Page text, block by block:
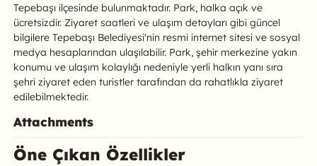
Tepebaşı ilçesinde bulunmaktadır. Park, halka açık ve
ücretsizdir. Ziyaret saatleri ve ulaşım detayları gibi güncel
bilgilere Tepebaşı Belediyesi'nin resmi internet sitesi ve sosyal
medya hesaplarından ulaşılabilir. Park, şehir merkezine yakın
konumu ve ulaşım kolaylığı nedeniyle yerli halkın yanı sıra
şehri ziyaret eden turistler tarafından da rahatlıkla ziyaret
edilebilmektedir.
Attachments
Öne Çıkan Özellikler